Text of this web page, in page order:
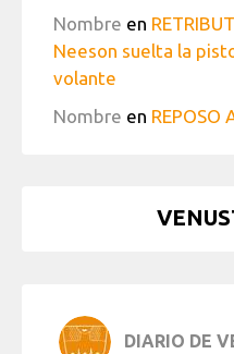
Nombre en
Neeson suelta la
volante
Nombre en REPOSO
DIARIO DE